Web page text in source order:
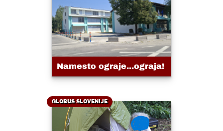
Namesto ograje...ograja!
GLOBUS SLOVENIJE